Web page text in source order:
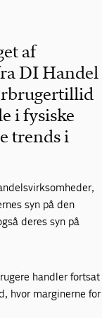
af
DI Handel
i fysiske
trends i
syn på den
deres syn på
handler fortsat
hvor marginerne for